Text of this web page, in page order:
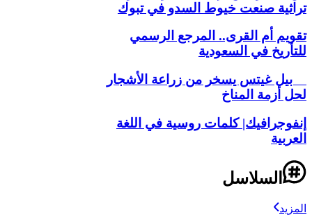
تراثية صنعت خيوط السدو في تبوك
تقويم أم القرى.. المرجع الرسمي
للتأريخ في السعودية
بيل غيتس يسخر من زراعة الأشجار
لحل أزمة المناخ
إنفوجرافيك| كلمات روسية في اللغة
العربية
السلاسل
المزيد